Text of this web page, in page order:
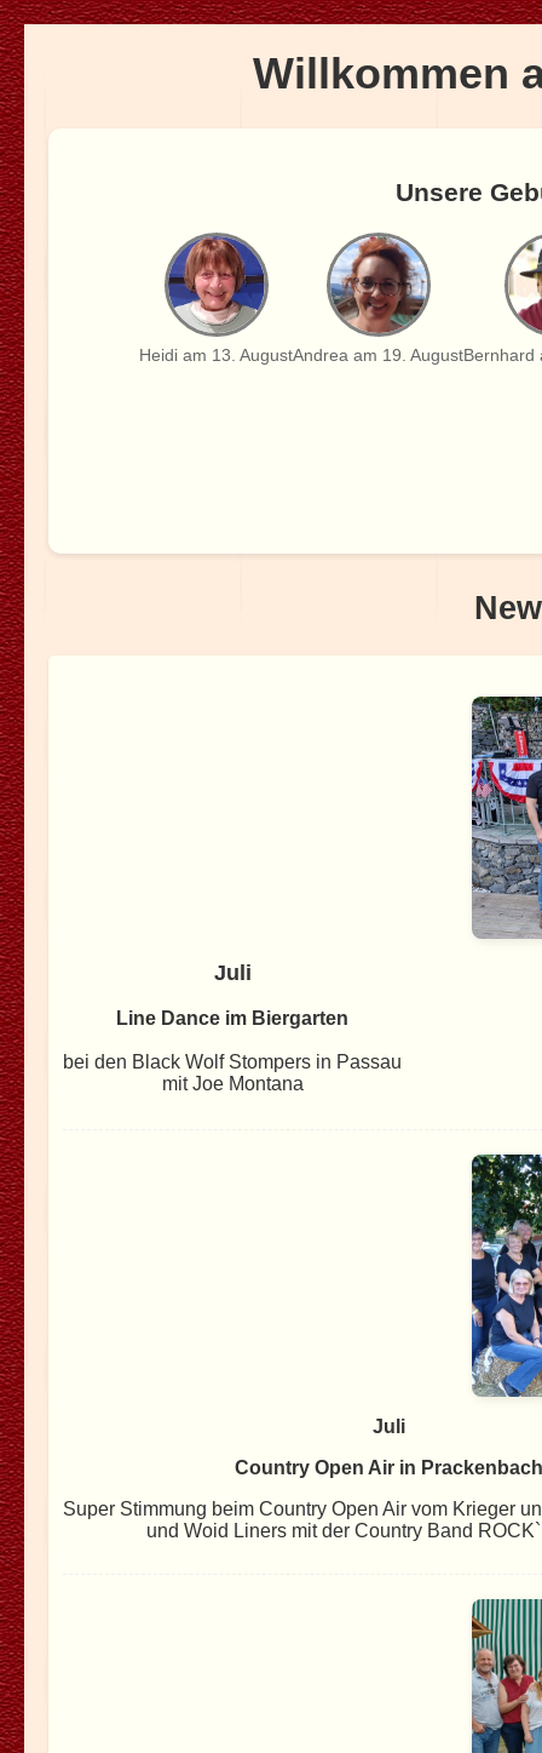
Willkommen
Unsere
Heidi am 13. AugustAndrea am 19. AugustBernhard
Juli
Line Dance im Biergarten
bei den Black Wolf Stompers in Passau
mit Joe Montana
Juli
Country Open Air in Prackenbach
Super Stimmung beim Country Open Air vom Krieger
und Woid Liners mit der Country Band